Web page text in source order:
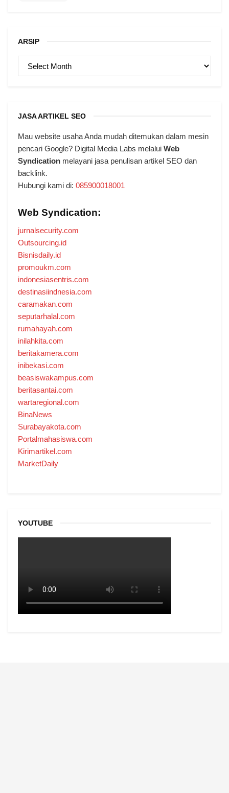
ARSIP
JASA ARTIKEL SEO
Mau website usaha Anda mudah ditemukan dalam mesin
pencari Google? Digital Media Labs melalui Web
Syndication melayani jasa penulisan artikel SEO dan
backlink.
Hubungi kami di: 085900018001
Web Syndication:
jurnalsecurity.com
Outsourcing.id
Bisnisdaily.id
promoukm.com
indonesiasentris.com
destinasiindnesia.com
caramakan.com
seputarhalal.com
rumahayah.com
inilahkita.com
beritakamera.com
inibekasi.com
beasiswakampus.com
beritasantai.com
wartaregional.com
BinaNews
Surabayakota.com
Portalmahasiswa.com
Kirimartikel.com
MarketDaily
YOUTUBE